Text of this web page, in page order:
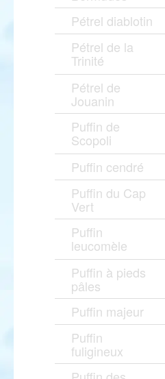
Pétrel diablotin
Pétrel de la
Trinité
Pétrel de
Jouanin
Puffin de
Scopoli
Puffin cendré
Puffin du Cap
Vert
Puffin
leucomèle
Puffin à pieds
pâles
Puffin majeur
Puffin
fuligineux